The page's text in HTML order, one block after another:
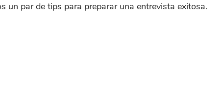
un par de tips para preparar una entrevista exitosa.